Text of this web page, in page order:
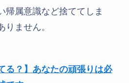
帰属意識など捨ててしま
りません。
る？】あなたの頑張りは必